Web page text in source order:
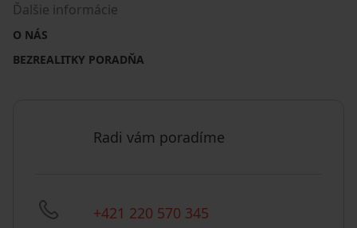
Ďalšie informácie
O NÁS
BEZREALITKY PORADŇA
Radi vám poradíme
+421 220 570 345